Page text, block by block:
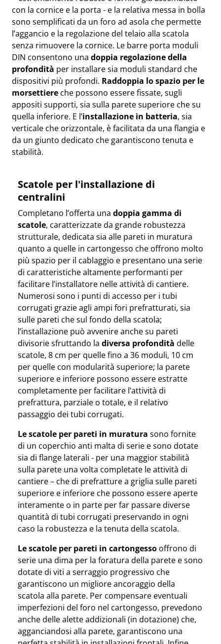
con la cornice e la porta - e la relativa messa in bolla
sono semplificati da un foro ad asola che permette
l’aggancio e la regolazione del telaio alla scatola
senza rimuovere la cornice. Le barre porta moduli
DIN consentono una doppia regolazione della
profondità per installare sia moduli standard che
dispositivi più profondi. Raddoppia lo spazio per le
morsettiere che possono essere fissate, sugli
appositi supporti, sia sulla parete superiore che su
quella inferiore. E l’installazione in batteria, sia
verticale che orizzontale, è facilitata da una flangia e
da un giunto dedicato che garantiscono tenuta e
stabilità.
Scatole per l'installazione di
centralini
Completano l’offerta una doppia gamma di
scatole, caratterizzate da grande robustezza
strutturale, dedicata sia alle pareti in muratura
quanto a quelle in cartongesso che offrono molto
più spazio per il cablaggio e presentano una serie
di caratteristiche altamente performanti per
facilitare l’installatore nelle attività di cantiere.
Numerosi sono i punti di accesso per i tubi
corrugati grazie agli ampi fori prefratturati, sia
sulle pareti che sul fondo della scatola;
l’installazione può avvenire anche su pareti
divisorie sfruttando la diversa profondità delle
scatole, 8 cm per quelle fino a 36 moduli, 10 cm
per quelle con modularità superiore; la parete
superiore e inferiore possono essere estratte
completamente per facilitare l’attività di
prefrattura, parziale o totale, e il relativo
passaggio dei tubi corrugati.
Le scatole per pareti in muratura sono fornite
di un coperchio anti malta di serie e sono dotate
sia di flange laterali - per una maggior stabilità
sulla parete una volta completate le attività di
cantiere – che di prefratture a griglia sulle pareti
superiore e inferiore che possono essere aperte
interamente o in parte per far passare diverse
quantità di tubi corrugati preservando in ogni
caso la robustezza e la tenuta della scatola.
Le scatole per pareti in cartongesso offrono di
serie una dima per la foratura della parete e sono
dotate di viti a serraggio progressivo che
garantiscono un migliore ancoraggio della
scatola alla parete. Per compensare eventuali
imperfezioni del foro nel cartongesso, prevedono
anche delle alette addizionali (in dotazione) che,
agganciandosi alla parete, garantiscono una